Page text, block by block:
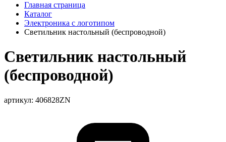
Главная страница
Каталог
Электроника с логотипом
Светильник настольный (беспроводной)
Светильник настольный
(беспроводной)
артикул: 406828ZN